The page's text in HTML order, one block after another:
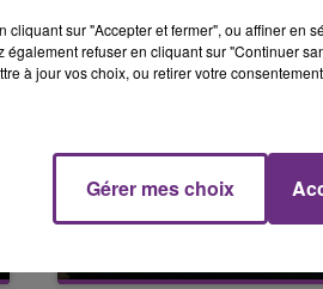
5 août 2026
VENEZ FÊTER CE
Ce samedi 8 août sera
10h00 - 14h00
cliquant sur "Accepter et fermer", ou affiner en
également refuser en cliquant sur "Continuer
à jour vos choix, ou retirer votre
Gérer mes choix